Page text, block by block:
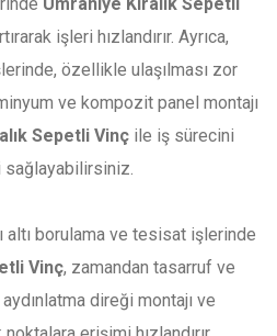
işleri hızlandırır. Ayrıca,
özellikle ulaşılması zor
ve kompozit panel montajı
Sepetli Vinç ile iş sürecini
sağlayabilirsiniz.
borulama ve tesisat işlerinde
Vinç, zamandan tasarruf ve
direği montajı ve